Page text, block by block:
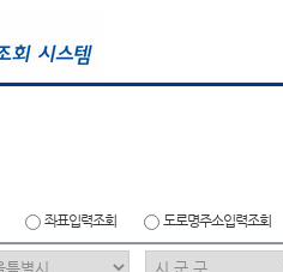
좌표입력조회 도로명주소입력조회